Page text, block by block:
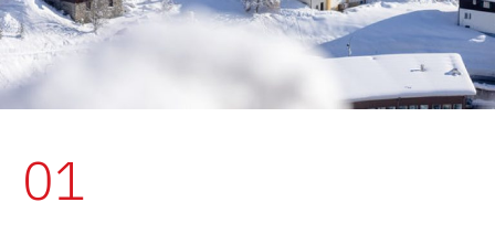
01